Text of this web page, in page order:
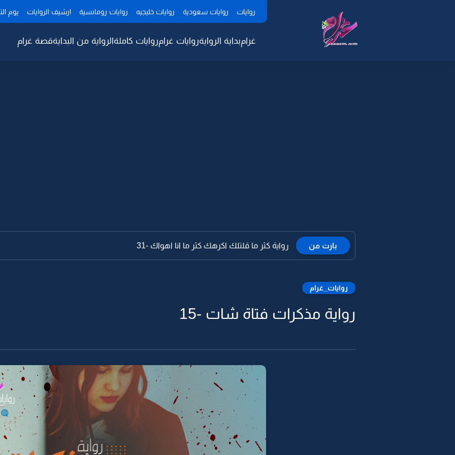
روايات روايات سعودية روايات خليجيه روايات رومانسية ارشيف الروايات يوم
غرامبداية الروايةروايات غرامروايات كاملةالرواية من البدايةقصة غرام
بارت من رواية كثر ما قلتلك اكرهك كثر ما انا اهواك -31
روايات_غرام
رواية مذكرات فتاة شات -15